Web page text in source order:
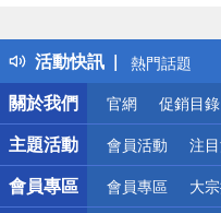
活動快訊
得獎公告
熱門話題
銀行優惠
偏遠地區配送
詐騙網頁！
關於我們
官網 促銷目錄
主題活動 會員活動 注
會員專區 會員專區 大